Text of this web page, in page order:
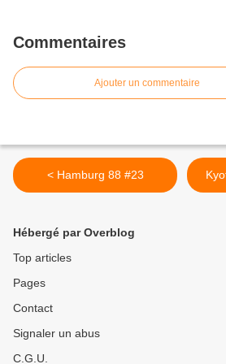
Commentaires
Ajouter un commentaire
< Hamburg 88 #23
Hébergé par Overblog
Top articles
Pages
Contact
Signaler un abus
C.G.U.